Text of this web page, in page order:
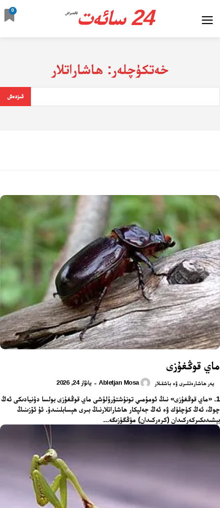
24 سائەت ئالدىراش
0
خەتكۈچلەر: ھاشاراتلار
ئىزدەش
ماي قوڭغۇزى
يەر ھاشارەتلىرى ۋە باشقىلار Abletjan Mosa
- يانۋار 24, 2026
1. «ماي قوڭغۇزى» نىڭ ئومۇمىي تونۇشتۇرۇلۇشى ماي قوڭغۇزى بولسا دۇنيادىكى ئەڭ
چوڭ، ئەڭ كۈچلۈك ۋە ئەڭ جەلپكار ھاشاراتلارنىڭ بىرى ھېسابلىنىدۇ. ئۇ ئۆزىنىڭ
بېشىدىكىركەركىدان (كرەركىدان) مۈڭگۈزىگە...